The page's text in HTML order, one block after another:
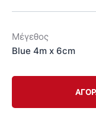
Μέγεθος
Blue 4m x 6cm